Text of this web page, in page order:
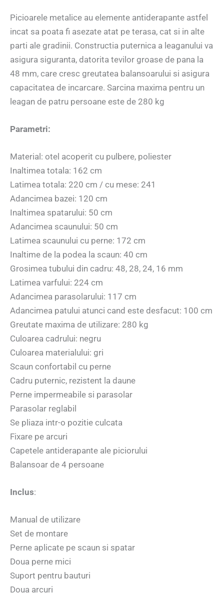
Picioarele metalice au elemente antiderapante astfel
incat sa poata fi asezate atat pe terasa, cat si in alte
parti ale gradinii. Constructia puternica a leaganului va
asigura siguranta, datorita tevilor groase de pana la
48 mm, care cresc greutatea balansoarului si asigura
capacitatea de incarcare. Sarcina maxima pentru un
leagan de patru persoane este de 280 kg
Parametri:
Material: otel acoperit cu pulbere, poliester
Inaltimea totala: 162 cm
Latimea totala: 220 cm / cu mese: 241
Adancimea bazei: 120 cm
Inaltimea spatarului: 50 cm
Adancimea scaunului: 50 cm
Latimea scaunului cu perne: 172 cm
Inaltime de la podea la scaun: 40 cm
Grosimea tubului din cadru: 48, 28, 24, 16 mm
Latimea varfului: 224 cm
Adancimea parasolarului: 117 cm
Adancimea patului atunci cand este desfacut: 100 cm
Greutate maxima de utilizare: 280 kg
Culoarea cadrului: negru
Culoarea materialului: gri
Scaun confortabil cu perne
Cadru puternic, rezistent la daune
Perne impermeabile si parasolar
Parasolar reglabil
Se pliaza intr-o pozitie culcata
Fixare pe arcuri
Capetele antiderapante ale piciorului
Balansoar de 4 persoane
Inclus:
Manual de utilizare
Set de montare
Perne aplicate pe scaun si spatar
Doua perne mici
Suport pentru bauturi
Doua arcuri